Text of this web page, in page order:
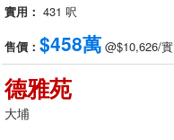
實用： 431 呎
售價： $458萬 @$10,626/實
德雅苑
大埔